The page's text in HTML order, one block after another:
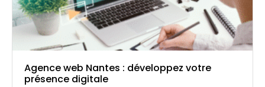
Agence web Nantes : développez votre
présence digitale